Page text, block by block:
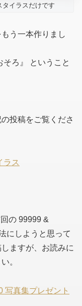
イラスだけです
う一本作りまし
そろ』 ということ
投稿をご覧くださ
ラス
の 99999 &
にしようと思って
ますが、お読みに
。
写真集プレゼント